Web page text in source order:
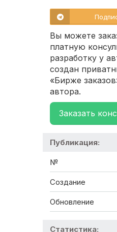
Вы можете
платную
разработку у
создан
«Бирже
автора.
Заказать
Публикация:
№
Создание
Обновление
Статистика: